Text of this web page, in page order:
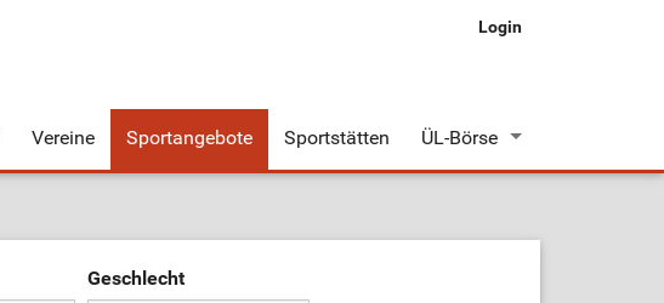
Login
Vereine Sportangebote Sportstätten ÜL-Börse
Geschlecht